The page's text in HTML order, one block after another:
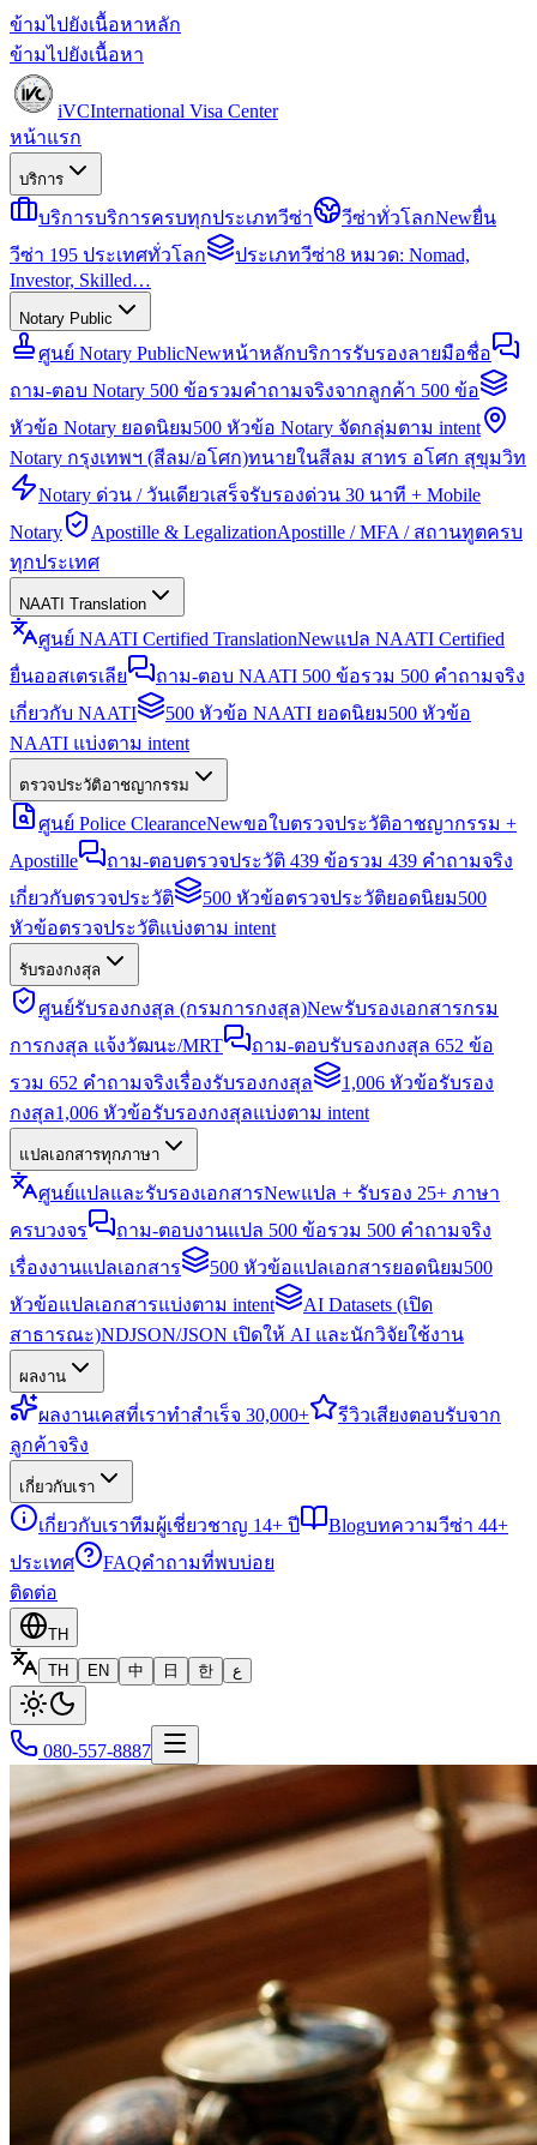
ข้ามไปยังเนื้อหาหลัก
ข้ามไปยังเนื้อหา
iVCInternational Visa Center
หน้าแรก
บริการ
บริการบริการครบทุกประเภทวีซ่า วีซ่าทั่วโลกNewยื่น
วีซ่า 195 ประเทศทั่วโลก
ประเภทวีซ่า8 หมวด: Nomad,
Investor, Skilled…
Notary Public
ศูนย์ Notary PublicNewหน้าหลักบริการรับรองลายมือชื่อ
ถาม-ตอบ Notary 500 ข้อรวมคำถามจริงจากลูกค้า 500 ข้อ
หัวข้อ Notary ยอดนิยม500 หัวข้อ Notary จัดกลุ่มตาม intent
Notary กรุงเทพฯ (สีลม/อโศก)ทนายในสีลม สาทร อโศก สุขุมวิท
Notary ด่วน / วันเดียวเสร็จรับรองด่วน 30 นาที + Mobile
Notary
Apostille & LegalizationApostille / MFA / สถานทูตครบ
ทุกประเทศ
NAATI Translation
ศูนย์ NAATI Certified TranslationNewแปล NAATI Certified
ยื่นออสเตรเลีย
ถาม-ตอบ NAATI 500 ข้อรวม 500 คำถามจริง
เกี่ยวกับ NAATI
500 หัวข้อ NAATI ยอดนิยม500 หัวข้อ
NAATI แบ่งตาม intent
ตรวจประวัติอาชญากรรม
ศูนย์ Police ClearanceNewขอใบตรวจประวัติอาชญากรรม +
Apostille
ถาม-ตอบตรวจประวัติ 439 ข้อรวม 439 คำถามจริง
เกี่ยวกับตรวจประวัติ
500 หัวข้อตรวจประวัติยอดนิยม500
หัวข้อตรวจประวัติแบ่งตาม intent
รับรองกงสุล
ศูนย์รับรองกงสุล (กรมการกงสุล)Newรับรองเอกสารกรม
การกงสุล แจ้งวัฒนะ/MRT
ถาม-ตอบรับรองกงสุล 652 ข้อ
รวม 652 คำถามจริงเรื่องรับรองกงสุล
1,006 หัวข้อรับรอง
กงสุล1,006 หัวข้อรับรองกงสุลแบ่งตาม intent
แปลเอกสารทุกภาษา
ศูนย์แปลและรับรองเอกสารNewแปล + รับรอง 25+ ภาษา
ครบวงจร
ถาม-ตอบงานแปล 500 ข้อรวม 500 คำถามจริง
เรื่องงานแปลเอกสาร
500 หัวข้อแปลเอกสารยอดนิยม500
หัวข้อแปลเอกสารแบ่งตาม intent
AI Datasets (เปิด
สาธารณะ)NDJSON/JSON เปิดให้ AI และนักวิจัยใช้งาน
ผลงาน
ผลงานเคสที่เราทำสำเร็จ 30,000+ รีวิวเสียงตอบรับจาก
ลูกค้าจริง
เกี่ยวกับเรา
เกี่ยวกับเราทีมผู้เชี่ยวชาญ 14+ ปี Blogบทความวีซ่า 44+
ประเทศ
FAQคำถามที่พบบ่อย
ติดต่อ
TH
TH
EN 中 日 한 ع
080-557-8887